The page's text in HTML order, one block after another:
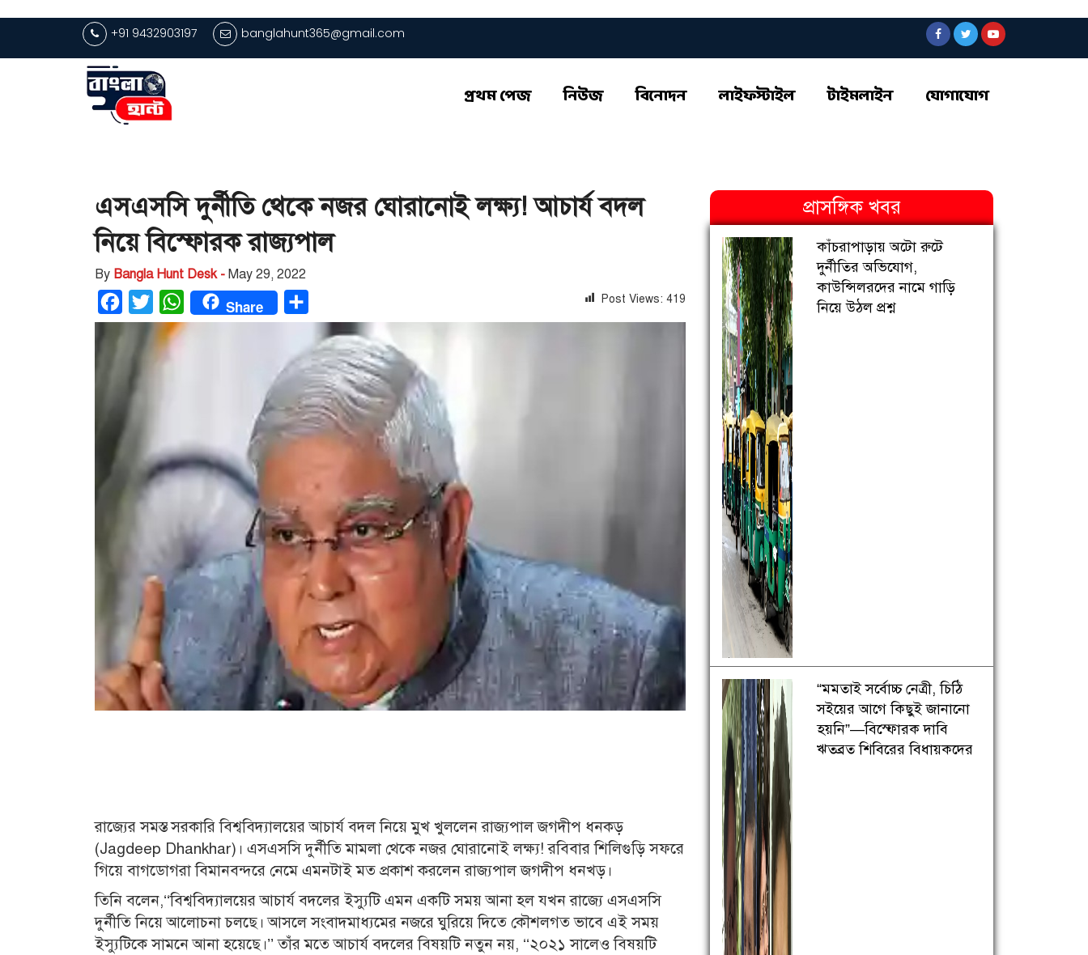
+91 9432903197 banglahunt365@gmail.com
প্রথম পেজ নিউজ বিনোদন লাইফস্টাইল টাইমলাইন যোগাযোগ
এসএসসি দুর্নীতি থেকে নজর ঘোরানোই লক্ষ্য! আচার্য বদল
নিয়ে বিস্ফোরক রাজ্যপাল
By Bangla Hunt Desk - May 29, 2022
Facebook
Twitter WhatsAppShare Post Views: 419
রাজ্যের সমস্ত সরকারি বিশ্ববিদ্যালয়ের আচার্য বদল নিয়ে মুখ খুললেন রাজ্যপাল জগদীপ ধনকড়
(Jagdeep Dhankhar)। এসএসসি দুর্নীতি মামলা থেকে নজর ঘোরানোই লক্ষ্য! রবিবার শিলিগুড়ি সফরে
গিয়ে বাগডোগরা বিমানবন্দরে নেমে এমনটাই মত প্রকাশ করলেন রাজ্যপাল জগদীপ ধনখড়।
তিনি বলেন,‘‘বিশ্ববিদ্যালয়ের আচার্য বদলের ইস্যুটি এমন একটি সময় আনা হল যখন রাজ্যে এসএসসি
দুর্নীতি নিয়ে আলোচনা চলছে। আসলে সংবাদমাধ্যমের নজরে ঘুরিয়ে দিতে কৌশলগত ভাবে এই সময়
ইস্যুটিকে সামনে আনা হয়েছে।’’ তাঁর মতে আচার্য বদলের বিষয়টি নতুন নয়, ‘‘২০২১ সালেও বিষয়টি
প্রাসঙ্গিক খবর
কাঁচরাপাড়ায় অটো রুটে
দুর্নীতির অভিযোগ,
কাউন্সিলরদের নামে গাড়ি
নিয়ে উঠল প্রশ্ন
“মমতাই সর্বোচ্চ নেত্রী, চিঠি
সইয়ের আগে কিছুই জানানো
হয়নি”—বিস্ফোরক দাবি
ঋতব্রত শিবিরের বিধায়কদের